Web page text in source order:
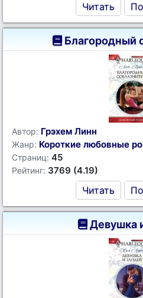
Читать
Благородный
Автор: Грэхем Линн
Жанр: Короткие любовные
Страниц: 45
Рейтинг: 3769 (4.19)
Читать
Девушка